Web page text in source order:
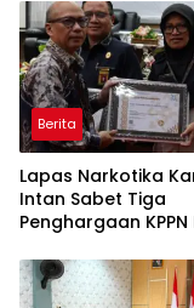
Berita
Lapas Narkotika
Intan Sabet Tiga
Penghargaan
yang Transparan
Akuntabel